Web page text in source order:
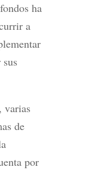
ha
a
varias
de
por